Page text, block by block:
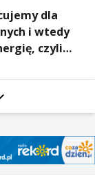
dla
i wtedy
czyli